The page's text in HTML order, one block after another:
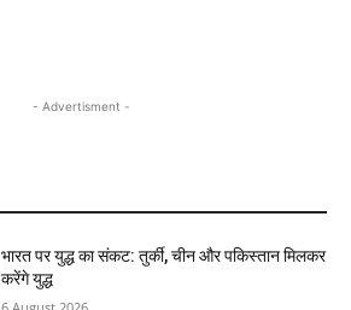
- Advertisment -
भारत पर युद्ध का संकट: तुर्की, चीन और पकिस्तान मिलकर
करेंगे युद्ध